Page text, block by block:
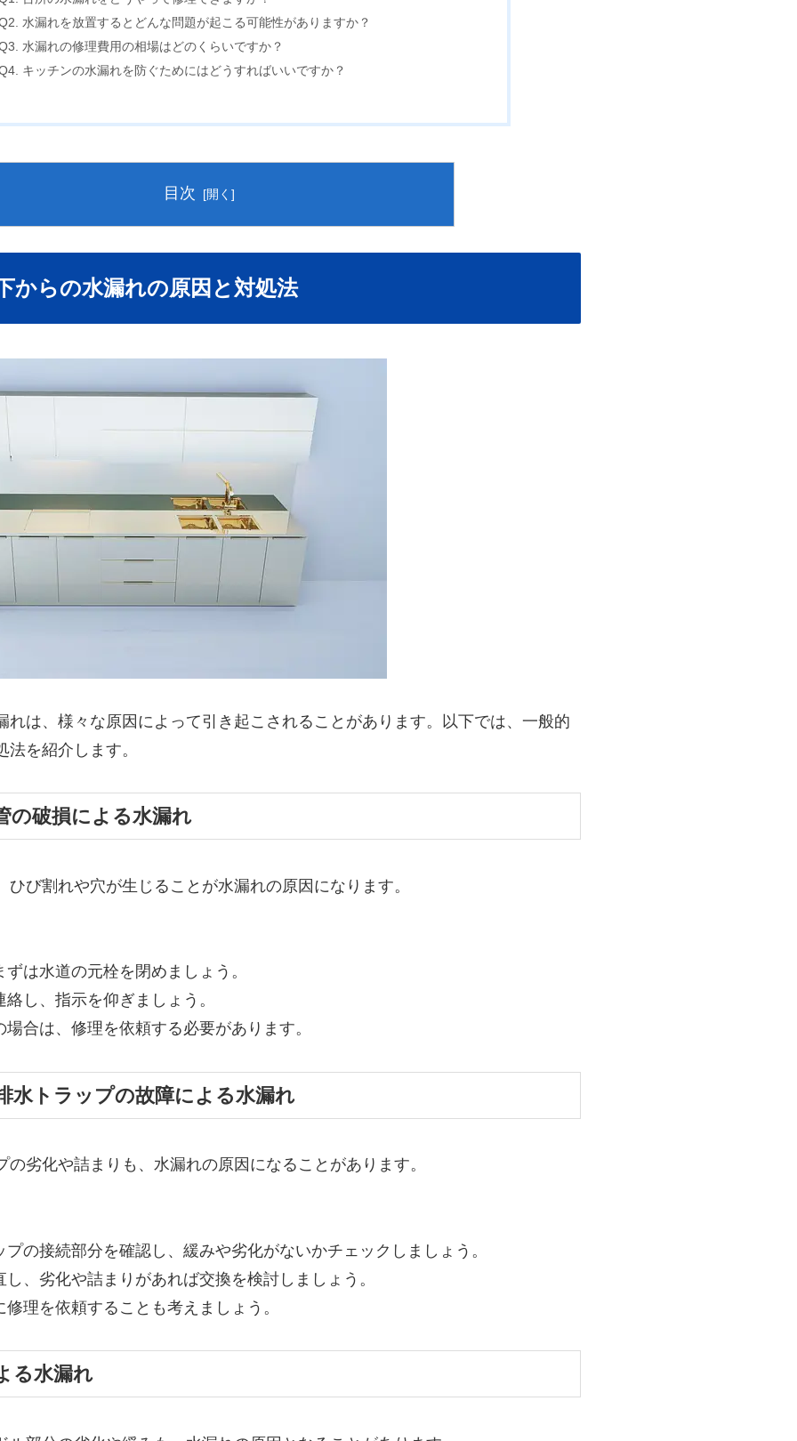
水漏れを放置するとどんな問題が起こる可能性がありますか？
水漏れの修理費用の相場はどのくらいですか？
キッチンの水漏れを防ぐためにはどうすればいいですか？
目次
からの水漏れの原因と対処法
れは、様々な原因によって引き起こされることがあります。以下では、一般的
を紹介します。
の破損による水漏れ
び割れや穴が生じることが水漏れの原因になります。
は水道の元栓を閉めましょう。
し、指示を仰ぎましょう。
合は、修理を依頼する必要があります。
水トラップの故障による水漏れ
劣化や詰まりも、水漏れの原因になることがあります。
の接続部分を確認し、緩みや劣化がないかチェックしましょう。
、劣化や詰まりがあれば交換を検討しましょう。
理を依頼することも考えましょう。
る水漏れ